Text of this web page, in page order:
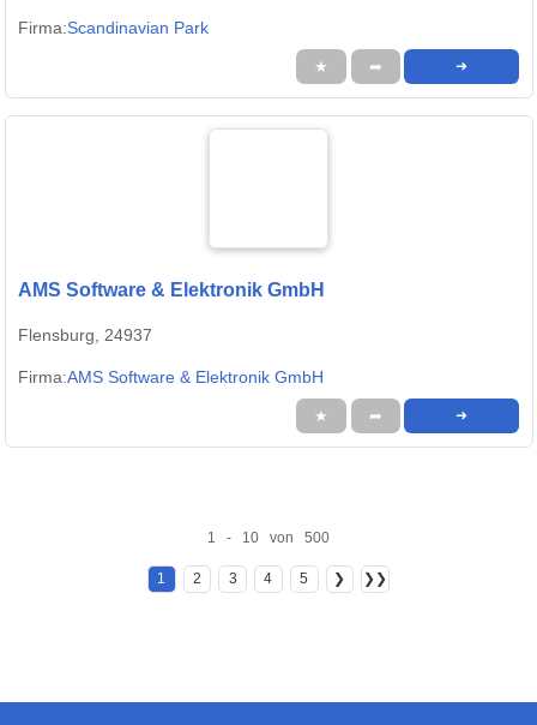
Firma:Scandinavian Park
★ ➦ ➜
AMS Software & Elektronik GmbH
Flensburg, 24937
Firma:AMS Software & Elektronik GmbH
★ ➦ ➜
1 - 10 von 500
1 2 3 4 5 ❯ ❯❯